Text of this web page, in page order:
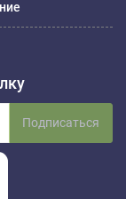
Подписаться